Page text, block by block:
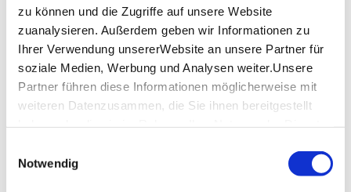
zu können und die Zugriffe auf unsere Website
zuanalysieren. Außerdem geben wir Informationen zu
Ihrer Verwendung unsererWebsite an unsere Partner für
soziale Medien, Werbung und Analysen weiter.Unsere
Partner führen diese Informationen möglicherweise mit
weiteren Datenzusammen, die Sie ihnen bereitgestellt
Impressum
Notwendig
Planen Sie Ihre Anreise
Verkehrs- und Tarifverbund Stuttgart GmbH
Fahrplanauskunft des VVS
Deutsche Bahn AG
Fahrplanauskunft der DB